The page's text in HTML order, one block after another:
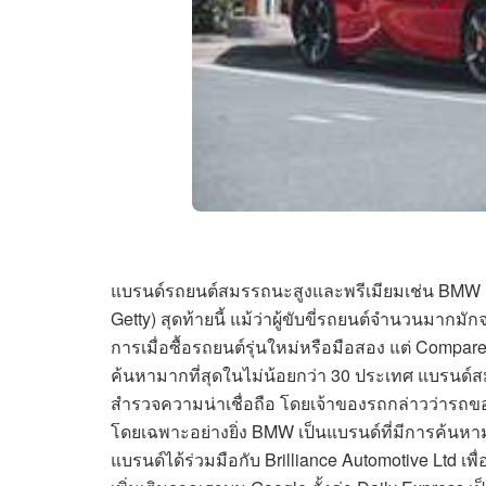
แบรนด์รถยนต์สมรรถนะสูงและพรีเมียมเช่น
Getty) สุดท้ายนี้ แม้ว่าผู้ขับขี่รถยนต์จำนวนมากมั
การเมื่อซื้อรถยนต์รุ่นใหม่หรือมือสอง แต่
ค้นหามากที่สุดในไม่น้อยกว่า 30 ประเทศ แบรน
สำรวจความน่าเชื่อถือ โดยเจ้าของรถกล่าวว่ารถ
โดยเฉพาะอย่างยิ่ง BMW เป็นแบรนด์ที่มีการค้นห
แบรนด์ได้ร่วมมือกับ Brilliance Automotive Ltd เ